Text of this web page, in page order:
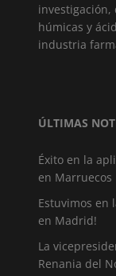
investigación,
húmicas y
industria
ÚLTIMAS
Éxito en la
en Marruecos
Estuvimos en
en Madrid!
La
Renania del